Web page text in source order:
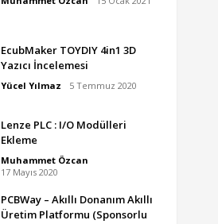
EcubMaker TOYDIY 4in1 3D
Yazıcı İncelemesi
Yücel Yılmaz 5 Temmuz 2020
Lenze PLC : I/O Modülleri
Ekleme
Muhammet Özcan
17 Mayıs 2020
PCBWay – Akıllı Donanım Akıllı
Üretim Platformu (Sponsorlu